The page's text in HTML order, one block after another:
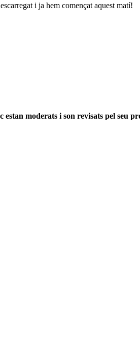
i ja hem començat aquest matí!
estan moderats i son revisats pel seu